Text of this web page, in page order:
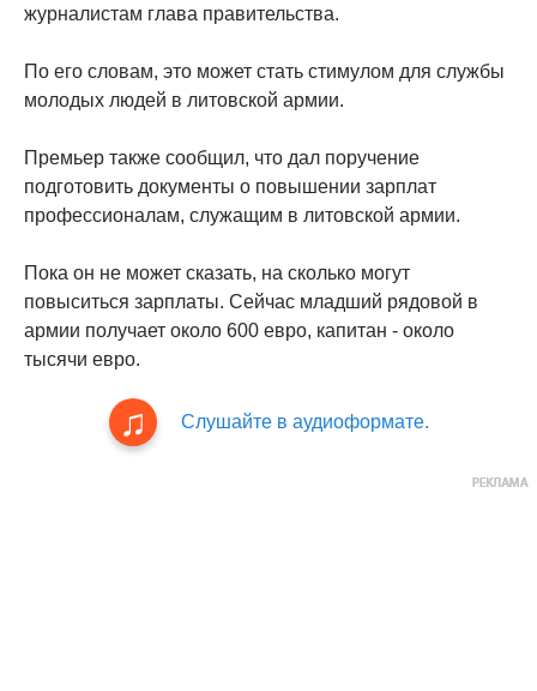
журналистам глава правительства.
По его словам, это может стать стимулом для службы
молодых людей в литовской армии.
Премьер также сообщил, что дал поручение
подготовить документы о повышении зарплат
профессионалам, служащим в литовской армии.
Пока он не может сказать, на сколько могут
повыситься зарплаты. Сейчас младший рядовой в
армии получает около 600 евро, капитан - около
тысячи евро.
Слушайте в аудиоформате.